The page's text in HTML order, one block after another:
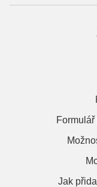
Jak